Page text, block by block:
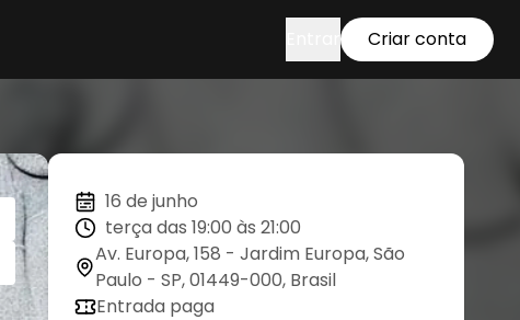
Criar conta
16 de junho
terça das 19:00 às 21:00
Av. Europa, 158 - Jardim Europa, São
Paulo - SP, 01449-000, Brasil
Entrada paga